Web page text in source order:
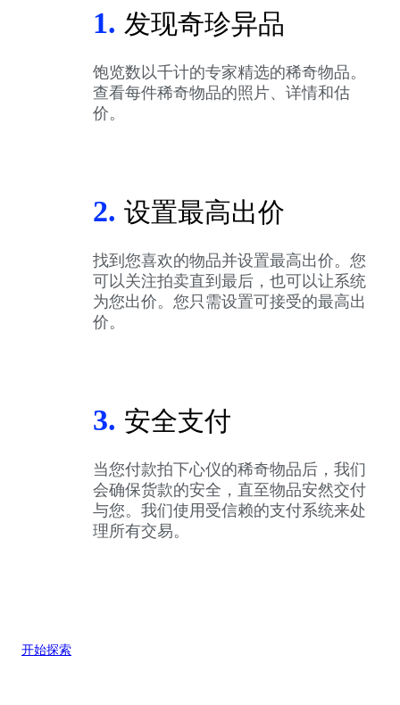
1. 发现奇珍异品
饱览数以千计的专家精选的稀奇物品。
查看每件稀奇物品的照片、详情和估
价。
2. 设置最高出价
找到您喜欢的物品并设置最高出价。您
可以关注拍卖直到最后，也可以让系统
为您出价。您只需设置可接受的最高出
价。
3. 安全支付
当您付款拍下心仪的稀奇物品后，我们
会确保货款的安全，直至物品安然交付
与您。我们使用受信赖的支付系统来处
理所有交易。
开始探索